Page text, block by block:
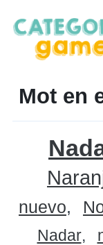
Mot en
nuevo
Nadar